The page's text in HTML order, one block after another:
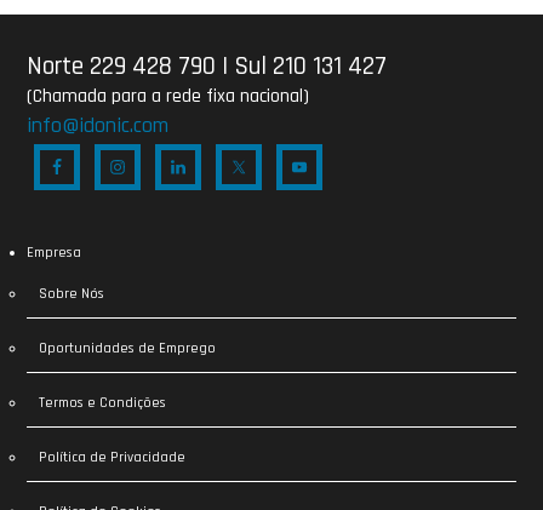
Norte 229 428 790 | Sul 210 131 427
(Chamada para a rede fixa nacional)
info@idonic.com
Empresa
Sobre Nós
Oportunidades de Emprego
Termos e Condições
Política de Privacidade